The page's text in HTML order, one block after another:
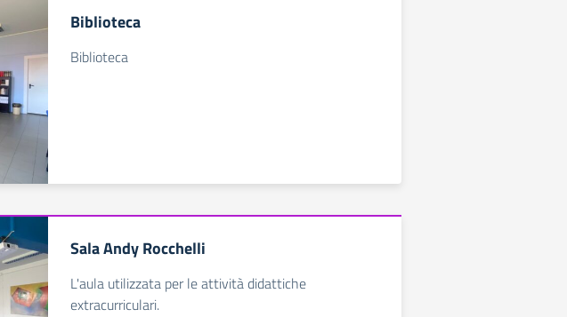
Biblioteca
Biblioteca
Sala Andy Rocchelli
L'aula utilizzata per le attività didattiche
extracurriculari.